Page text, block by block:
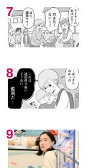
7
8
9